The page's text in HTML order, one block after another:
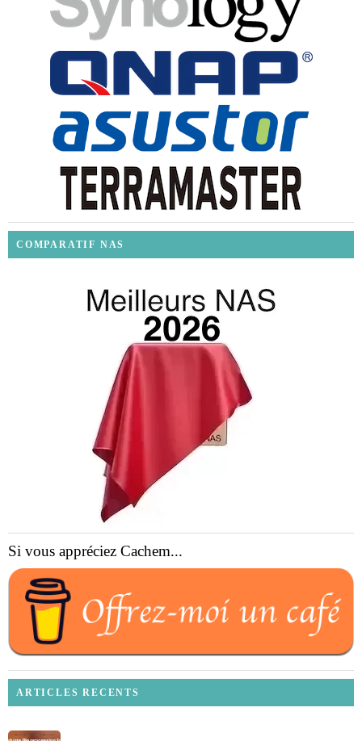
COMPARATIF NAS
Si vous appréciez Cachem...
ARTICLES RECENTS